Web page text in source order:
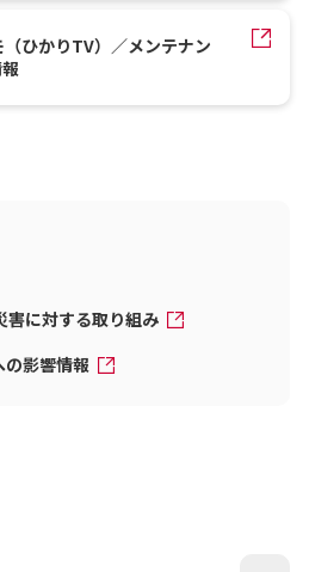
ひかりTV）／メンテナン
害に対する取り組み
の影響情報